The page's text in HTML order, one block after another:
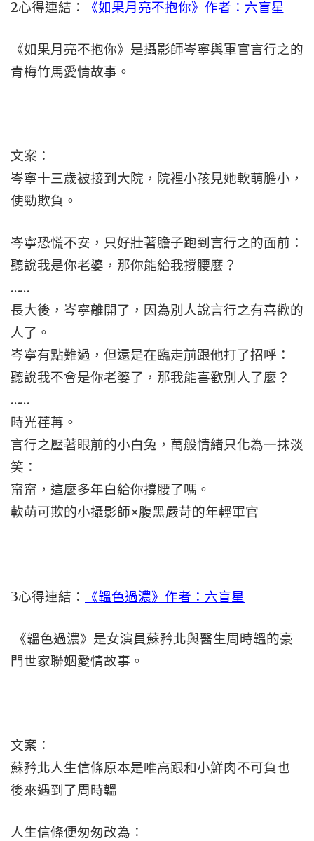
2心得連結： 《如果月亮不抱你》作者：六盲星
《如果月亮不抱你》是攝影師岑寧與軍官言行之的
青梅竹馬愛情故事。
文案：
岑寧十三歲被接到大院，院裡小孩見她軟萌膽小，
使勁欺負。
岑寧恐慌不安，只好壯著膽子跑到言行之的面前：
聽說我是你老婆，那你能給我撐腰麼？
……
長大後，岑寧離開了，因為別人說言行之有喜歡的
人了。
岑寧有點難過，但還是在臨走前跟他打了招呼：
聽說我不會是你老婆了，那我能喜歡別人了麼？
……
時光荏苒。
言行之壓著眼前的小白兔，萬般情緒只化為一抹淡
笑：
甯甯，這麼多年白給你撐腰了嗎。
軟萌可欺的小攝影師×腹黑嚴苛的年輕軍官
3心得連結： 《韞色過濃》作者：六盲星
《韞色過濃》是女演員蘇矜北與醫生周時韞的豪
門世家聯姻愛情故事。
文案：
蘇矜北人生信條原本是唯高跟和小鮮肉不可負也
後來遇到了周時韞
人生信條便匆匆改為：